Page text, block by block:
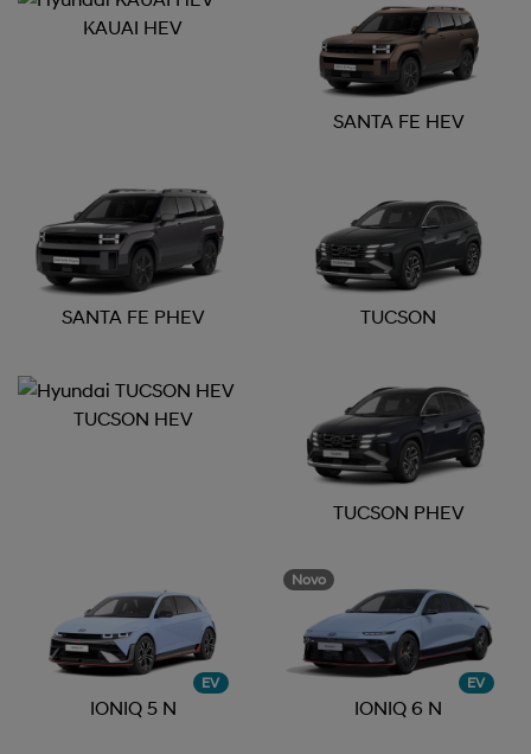
KAUAI HEV
SANTA FE HEV
SANTA FE PHEV TUCSON
TUCSON HEV
TUCSON PHEV
EV
IONIQ 5 N
Novo
EV
IONIQ 6 N